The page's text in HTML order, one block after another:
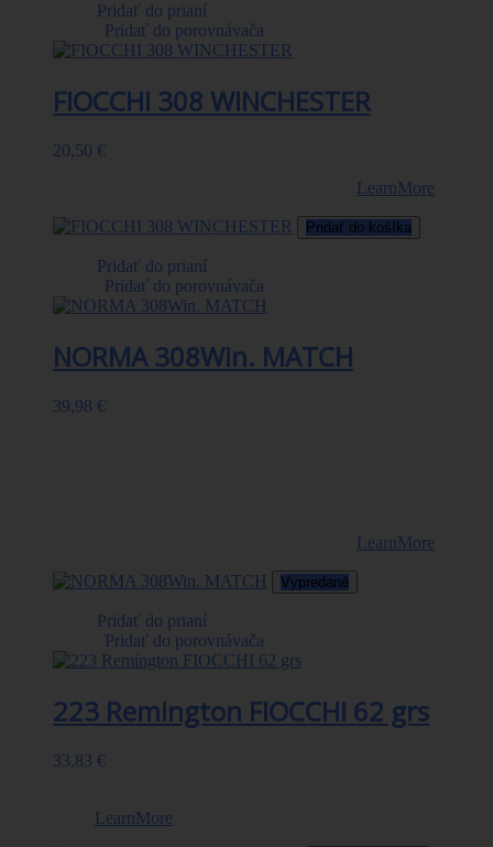
Pridať do prianí
Pridať do porovnávača
FIOCCHI 308 WINCHESTER
20,50 €
LearnMore
Pridať do košíka
Pridať do prianí
Pridať do porovnávača
NORMA 308Win. MATCH
39,98 €
LearnMore
Vypredané
Pridať do prianí
Pridať do porovnávača
223 Remington FIOCCHI 62 grs
33,83 €
LearnMore